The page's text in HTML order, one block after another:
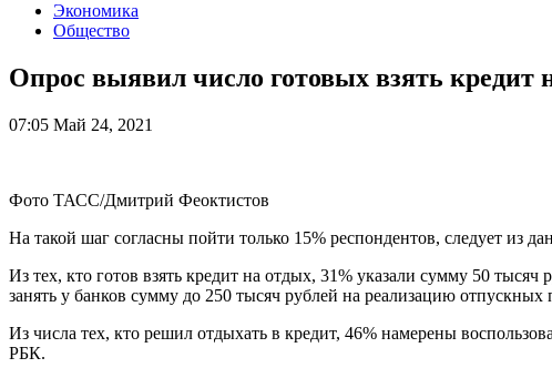
Экономика
Общество
Опрос выявил число готовых взять кредит
07:05 Май 24, 2021
Фото ТАСС/Дмитрий Феоктистов
На такой шаг согласны пойти только 15% респондентов, следует из
Из тех, кто готов взять кредит на отдых, 31% указали сумму 50
занять у банков сумму до 250 тысяч рублей на реализацию
Из числа тех, кто решил отдыхать в кредит, 46% намерены
РБК.